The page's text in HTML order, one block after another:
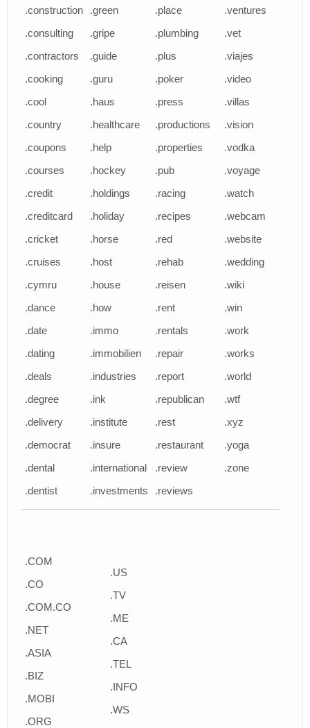
.construction
.consulting
.contractors
.cooking
.cool
.country
.coupons
.courses
.credit
.creditcard
.cricket
.cruises
.cymru
.dance
.date
.dating
.deals
.degree
.delivery
.democrat
.dental
.dentist
.green
.gripe
.guide
.guru
.haus
.healthcare
.help
.hockey
.holdings
.holiday
.horse
.host
.house
.how
.immo
.immobilien
.industries
.ink
.institute
.insure
.international
.investments
.place
.plumbing
.plus
.poker
.press
.productions
.properties
.pub
.racing
.recipes
.red
.rehab
.reisen
.rent
.rentals
.repair
.report
.republican
.rest
.restaurant
.review
.reviews
.ventures
.vet
.viajes
.video
.villas
.vision
.vodka
.voyage
.watch
.webcam
.website
.wedding
.wiki
.win
.work
.works
.world
.wtf
.xyz
.yoga
.zone
.COM
.CO
.COM.CO
.NET
.ASIA
.BIZ
.MOBI
.ORG
.US
.TV
.ME
.CA
.TEL
.INFO
.WS